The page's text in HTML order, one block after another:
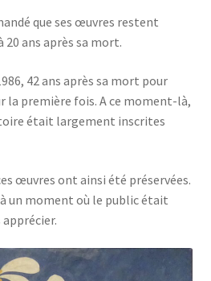
que ses œuvres restent
20 ans après sa mort.
42 ans après sa mort pour
la première fois. A ce moment-là,
était largement inscrites
œuvres ont ainsi été préservées.
un moment où le public était